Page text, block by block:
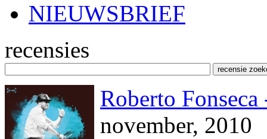
NIEUWSBRIEF
recensies
Roberto
november, 2010